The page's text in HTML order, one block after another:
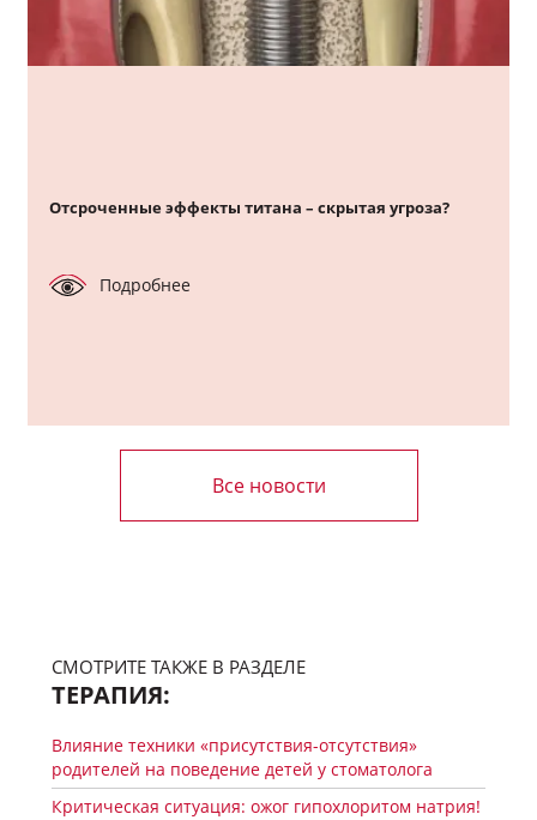
Отсроченные эффекты титана – скрытая угроза?
Подробнее
Все новости
СМОТРИТЕ ТАКЖЕ В РАЗДЕЛЕ
ТЕРАПИЯ:
Влияние техники «присутствия-отсутствия»
родителей на поведение детей у стоматолога
Критическая ситуация: ожог гипохлоритом натрия!